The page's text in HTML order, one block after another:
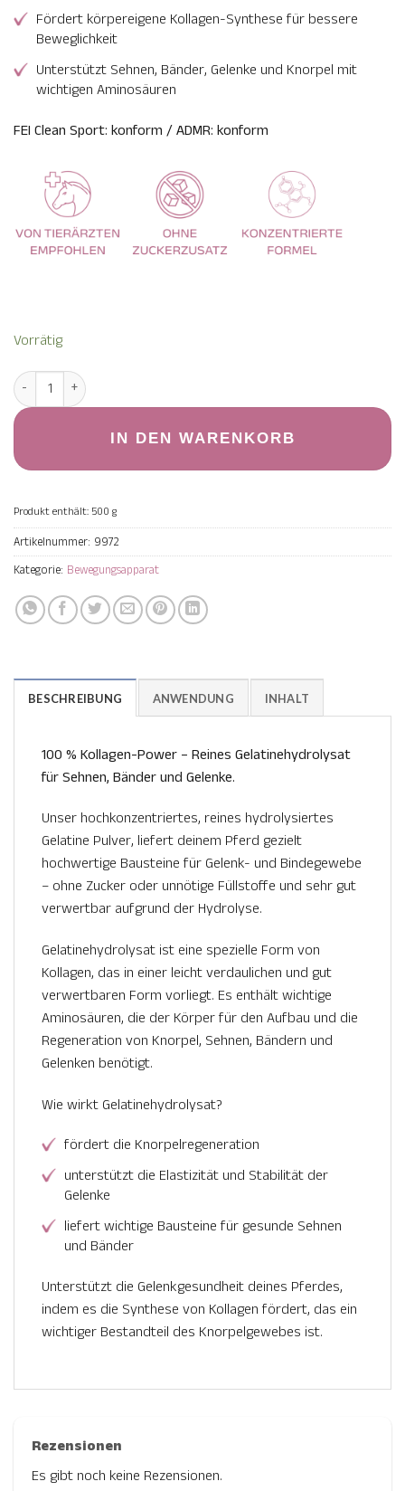
Fördert körpereigene Kollagen-Synthese für bessere
Beweglichkeit
Unterstützt Sehnen, Bänder, Gelenke und Knorpel mit
wichtigen Aminosäuren
FEI Clean Sport: konform / ADMR: konform
Vorrätig
Gelatinehydrolysat (Kollagen) Menge
IN DEN WARENKORB
Produkt enthält: 500 g
Artikelnummer: 9972
Kategorie: Bewegungsapparat
BESCHREIBUNG ANWENDUNG INHALT
100 % Kollagen-Power – Reines Gelatinehydrolysat
für Sehnen, Bänder und Gelenke.
Unser hochkonzentriertes, reines hydrolysiertes
Gelatine Pulver, liefert deinem Pferd gezielt
hochwertige Bausteine für Gelenk- und Bindegewebe
– ohne Zucker oder unnötige Füllstoffe und sehr gut
verwertbar aufgrund der Hydrolyse.
Gelatinehydrolysat ist eine spezielle Form von
Kollagen, das in einer leicht verdaulichen und gut
verwertbaren Form vorliegt. Es enthält wichtige
Aminosäuren, die der Körper für den Aufbau und die
Regeneration von Knorpel, Sehnen, Bändern und
Gelenken benötigt.
Wie wirkt Gelatinehydrolysat?
fördert die Knorpelregeneration
unterstützt die Elastizität und Stabilität der
Gelenke
liefert wichtige Bausteine für gesunde Sehnen
und Bänder
Unterstützt die Gelenkgesundheit deines Pferdes,
indem es die Synthese von Kollagen fördert, das ein
wichtiger Bestandteil des Knorpelgewebes ist.
Rezensionen
Es gibt noch keine Rezensionen.